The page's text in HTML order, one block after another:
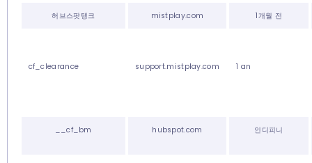
허브스팟탱크 mistplay.com 1개월 전
cf_clearance support.mistplay.com 1 an
__cf_bm hubspot.com 인디피니